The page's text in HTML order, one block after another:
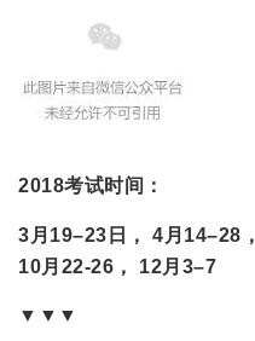
2018考试时间：
3月19–23日， 4月14–28
10月22-26， 12月3–7
▼▼▼